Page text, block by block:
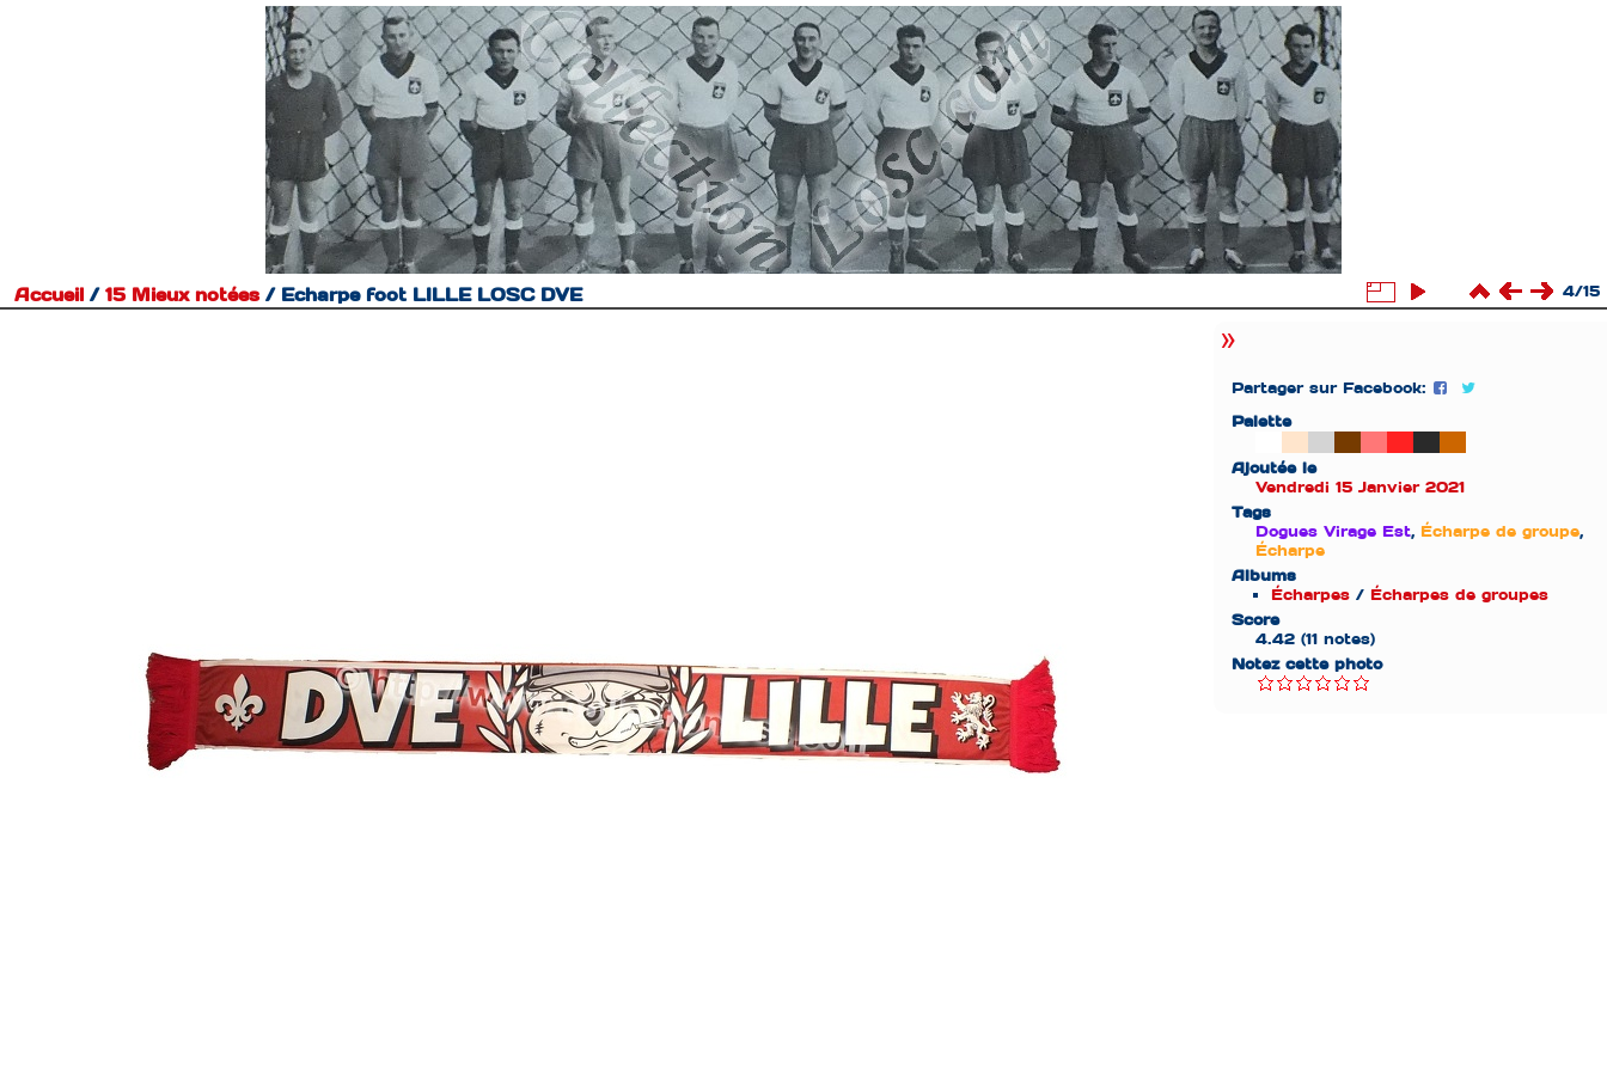
Accueil / 15 Mieux notées/ Echarpe foot LILLE LOSC DVE 4/15
Partager sur Facebook:
Palette
Ajoutée le
Vendredi 15 Janvier 2021
Tags
Dogues Virage Est, Écharpe de groupe,
Écharpe
Albums
Écharpes/ Écharpes de groupes
Score
4.42 (11 notes)
Notez cette photo